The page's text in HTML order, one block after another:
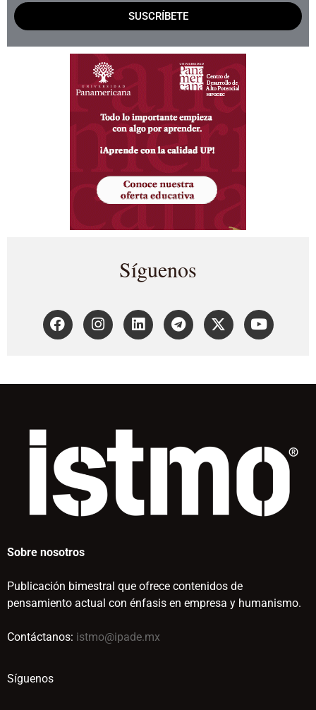
SUSCRÍBETE
Síguenos
Sobre nosotros
Publicación bimestral que ofrece contenidos de
pensamiento actual con énfasis en empresa y humanismo.
Contáctanos: istmo@ipade.mx
Síguenos